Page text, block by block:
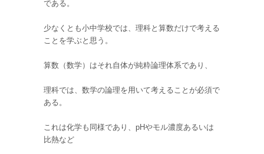
である。
少なくとも小中学校では、理科と算数だけで考える
ことを学ぶと思う。
算数（数学）はそれ自体が純粋論理体系であり、
理科では、数学の論理を用いて考えることが必須で
ある。
これは化学も同様であり、pHやモル濃度あるいは
比熱など